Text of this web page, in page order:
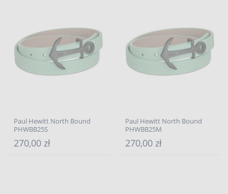
Paul Hewitt North Bound
PHWBB25S
270,00 zł
Paul Hewitt North Bound
PHWBB25M
270,00 zł